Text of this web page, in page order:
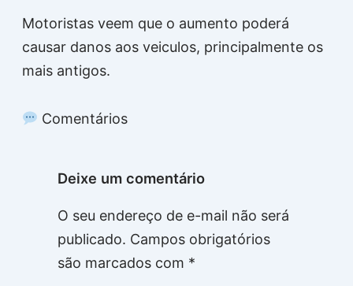
Motoristas veem que o aumento poderá
causar danos aos veiculos, principalmente os
mais antigos.
Comentários
Deixe um comentário
O seu endereço de e-mail não será
publicado. Campos obrigatórios
são marcados com *